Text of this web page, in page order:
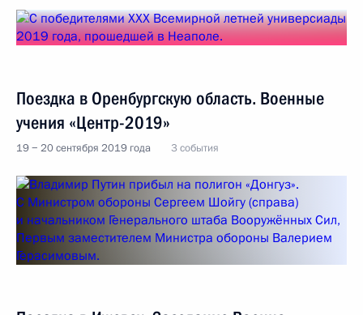
Поездка в Оренбургскую область. Военные
учения «Центр-2019»
19 − 20 сентября 2019 года 3 события